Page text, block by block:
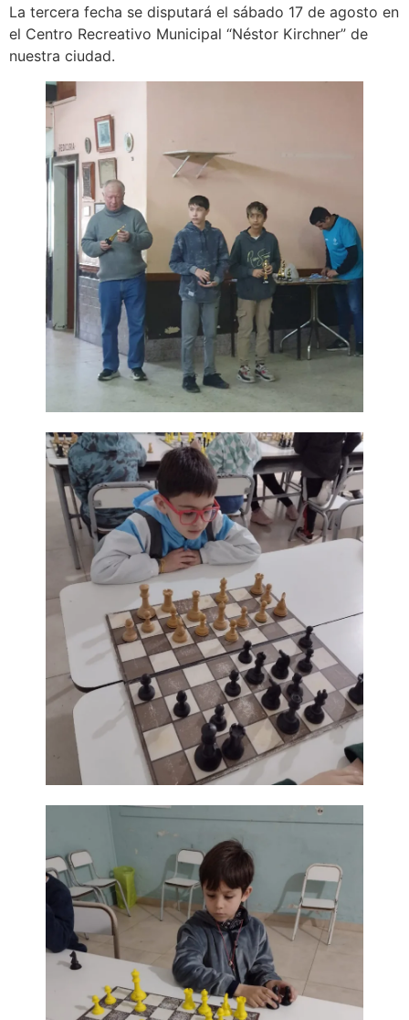
La tercera fecha se disputará el sábado 17 de agosto en
el Centro Recreativo Municipal “Néstor Kirchner” de
nuestra ciudad.